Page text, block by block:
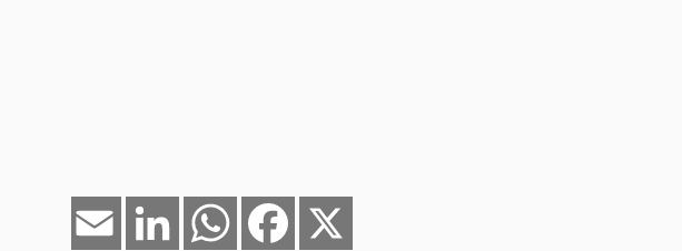
Facebook
WhatsApp
LinkedIn
Email